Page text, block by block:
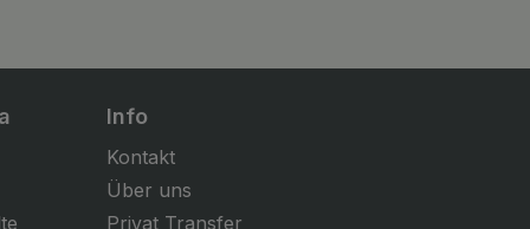
Info
Kontakt
Über uns
Privat Transfer